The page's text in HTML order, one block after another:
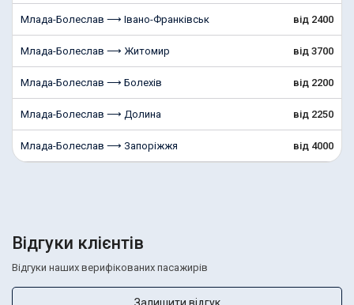
Млада-Болеслав ⟶ Івано-Франківськ від 2400
Млада-Болеслав ⟶ Житомир від 3700
Млада-Болеслав ⟶ Болехів від 2200
Млада-Болеслав ⟶ Долина від 2250
Млада-Болеслав ⟶ Запоріжжя від 4000
Відгуки клієнтів
Відгуки наших верифікованих пасажирів
Залишити відгук